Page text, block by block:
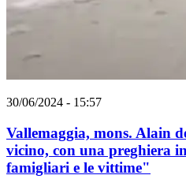
30/06/2024 - 15:57
Vallemaggia, mons. Alain
vicino, con una preghiera
famigliari e le vittime"